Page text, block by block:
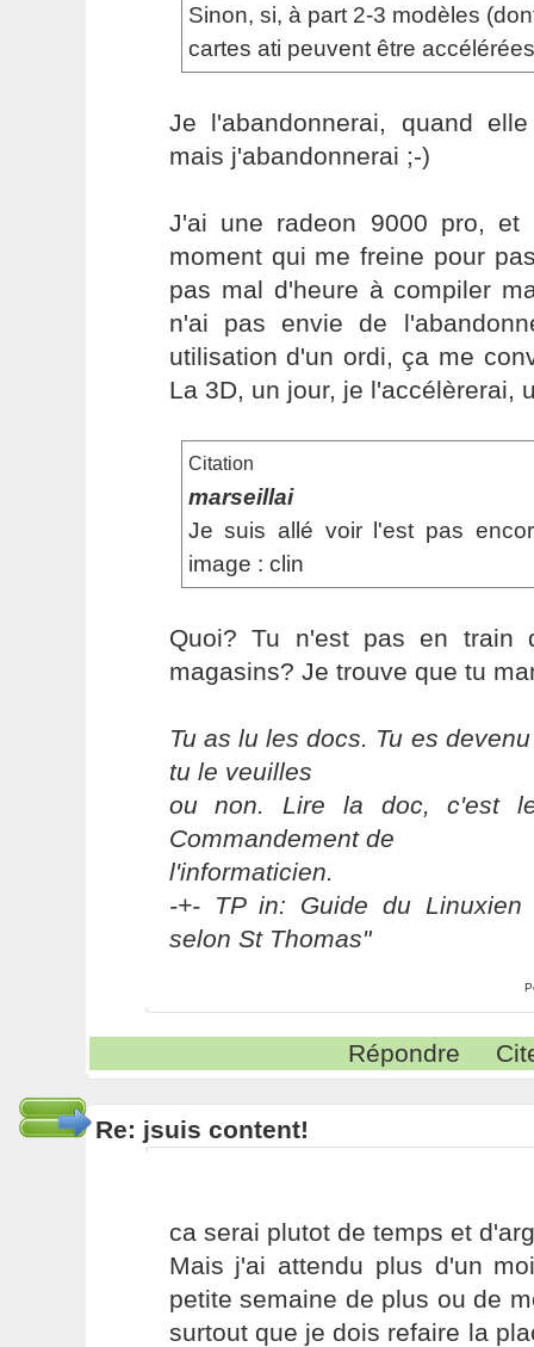
Sinon, si, à part 2-3 modèles
cartes ati peuvent être
Je l'abandonnerai, quand
mais j'abandonnerai ;-)
J'ai une radeon 9000 pro,
moment qui me freine pour
pas mal d'heure à compiler
n'ai pas envie de
utilisation d'un ordi, ça me
La 3D, un jour, je l'accélèrerai,
Citation
marseillai
Je suis allé voir l'est pas
image : clin
Quoi? Tu n'est pas en train
magasins? Je trouve que tu
Tu as lu les docs. Tu es
tu le veuilles
ou non. Lire la doc, c'est
Commandement de
l'informaticien.
-+- TP in: Guide du Linuxien
selon St Thomas"
Répondre
Re: jsuis content!
ca serai plutot de temps et
Mais j'ai attendu plus d'un
petite semaine de plus ou de
surtout que je dois refaire la